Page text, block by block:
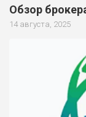
Обзор
14 августа, 2025